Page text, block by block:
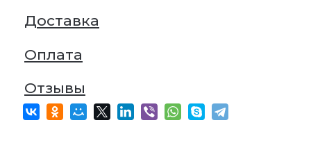
Доставка
Оплата
Отзывы